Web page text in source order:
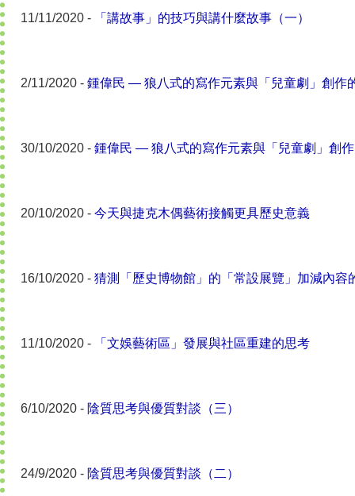
11/11/2020 - 「講故事」的技巧與講什麼故事（一）
2/11/2020 - 鍾偉民 — 狼八式的寫作元素與「兒童劇」創作
30/10/2020 - 鍾偉民 — 狼八式的寫作元素與「兒童劇」創
20/10/2020 - 今天與捷克木偶藝術接觸更具歷史意義
16/10/2020 - 猜測「歷史博物館」的「常設展覽」加減內容
11/10/2020 - 「文娛藝術區」發展與社區重建的思考
6/10/2020 - 陰質思考與優質對談（三）
24/9/2020 - 陰質思考與優質對談（二）